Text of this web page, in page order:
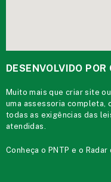
DESENVOLVIDO POR
Muito mais quecriar site ou
uma assessoria completa,
todas as exigências das
atendidas.
Conheça o PNTP e o